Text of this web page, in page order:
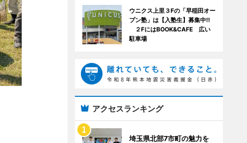
ウニクス上里３Fの「早稲田オー
プン塾」は【入塾生】募集中!!
２FにはBOOK&CAFE 広い
駐車場
アクセスランキング
埼玉県北部7市町の魅力を